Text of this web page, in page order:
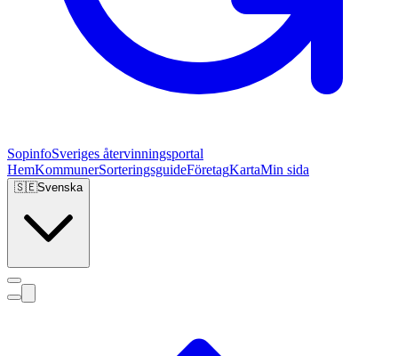
SopinfoSveriges återvinningsportal
HemKommunerSorteringsguideFöretagKartaMin sida
🇸🇪Svenska